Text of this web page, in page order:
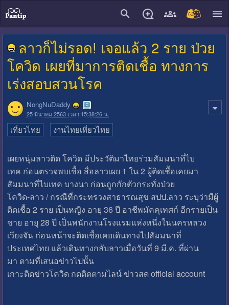
ลาวก็ไม่รอด! เจอแล้ว 2 ราย ป่วย
โควิด เผยที่มาการติดเชื้อ ทางการ
เร่งสอบสวนโรค
NongNuDaddy
25 มีนาคม 2563 เวลา 15:38:26 น.
เที่ยวไทย งานไทยเที่ยวไทย
เผยหนุ่มลาวติด โควิด มีประวัติมาไทยร่วมสัมมนาที่ไบ
เทค ก่อนตรวจพบเชื้อ สื่อลาวเผย 1 ใน 2 ผู้ติดเชื้อเคยมา
สัมมนาที่ไบเทค บางนา ก่อนถูกกักตัวกระทั่งป่วย
โควิด-ลาว / กรณีที่กระทรวงสาธารณสุข สปป.ลาว ระบุว่ามีผู้
ติดเชื้อ 2 ราย เป็นหญิง อายุ 36 ปี อาชีพมัคคุเทศก์ อีกรายเป็น
ชาย อายุ 28 ปี เป็นพนักงานโรงแรมแห่งหนึ่งในนครหลวง
เวียงจัน ก่อนหน้าจะติดเชื้อเคยเดินทางไปสัมมนาที่
ประเทศไทย แล้วเดินทางกลับลาวเมื่อวันที่ 9 มี.ค. ที่ผ่าน
มา ตามที่เสนอข่าวไปนั้น
เกาะติดข่าวโควิด กดติดตามไลน์ ข่าวสด official account
close